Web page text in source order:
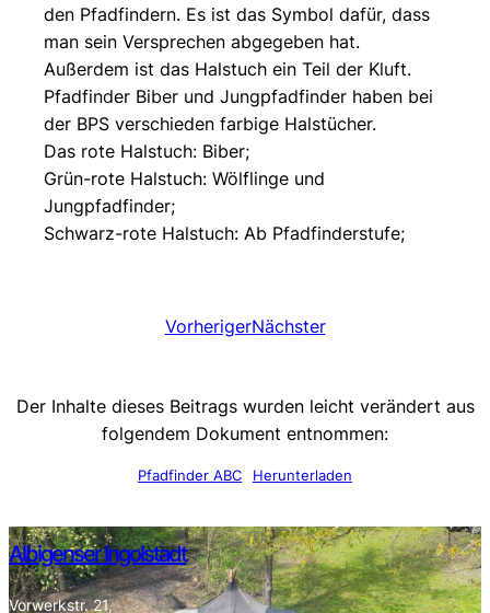
den Pfadfindern. Es ist das Symbol dafür, dass
man sein Versprechen abgegeben hat.
Außerdem ist das Halstuch ein Teil der Kluft.
Pfadfinder Biber und Jungpfadfinder haben bei
der BPS verschieden farbige Halstücher.
Das rote Halstuch: Biber;
Grün-rote Halstuch: Wölflinge und
Jungpfadfinder;
Schwarz-rote Halstuch: Ab Pfadfinderstufe;
VorherigerNächster
Der Inhalte dieses Beitrags wurden leicht verändert aus
folgendem Dokument entnommen:
Pfadfinder ABC Herunterladen
Albigenser Ingolstadt
Vorwerkstr. 21,